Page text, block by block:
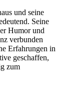
und seine
Seine
Humor und
verbunden
Erfahrungen in
geschaffen,
zum